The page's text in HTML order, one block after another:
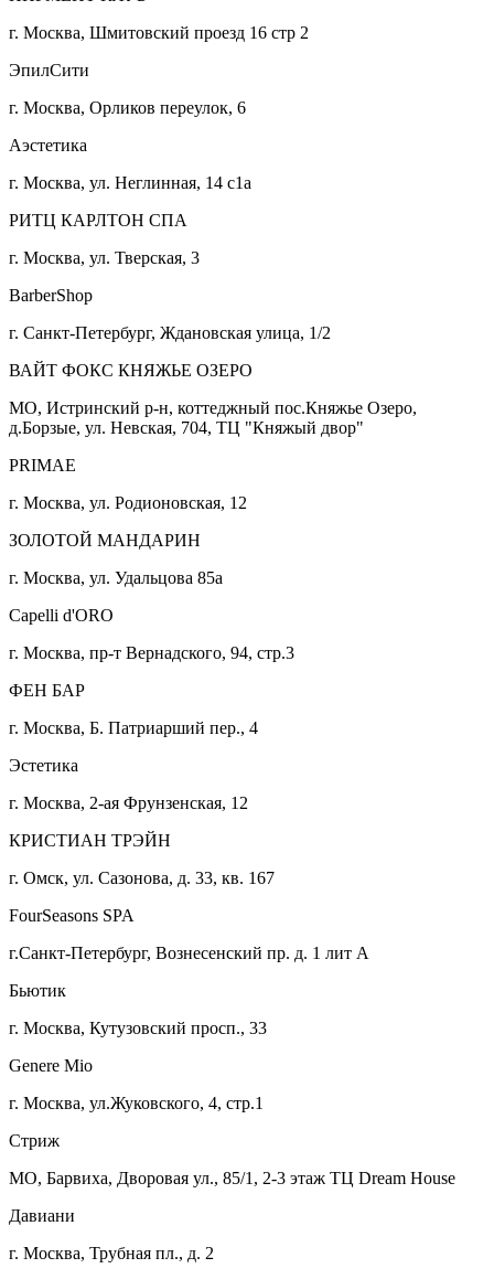
г. Москва, Шмитовский проезд 16 стр 2
ЭпилСити
г. Москва, Орликов переулок, 6
Аэстетика
г. Москва, ул. Неглинная, 14 с1а
РИТЦ КАРЛТОН СПА
г. Москва, ул. Тверская, 3
BarberShop
г. Санкт-Петербург, Ждановская улица, 1/2
ВАЙТ ФОКС КНЯЖЬЕ ОЗЕРО
МО, Истринский р-н, коттеджный пос.Княжье Озеро,
д.Борзые, ул. Невская, 704, ТЦ "Княжый двор"
PRIMAE
г. Москва, ул. Родионовская, 12
ЗОЛОТОЙ МАНДАРИН
г. Москва, ул. Удальцова 85а
Capelli d'ORO
г. Москва, пр-т Вернадского, 94, стр.3
ФЕН БАР
г. Москва, Б. Патриарший пер., 4
Эстетика
г. Москва, 2-ая Фрунзенская, 12
КРИСТИАН ТРЭЙН
г. Омск, ул. Сазонова, д. 33, кв. 167
FourSeasons SPA
г.Санкт-Петербург, Вознесенский пр. д. 1 лит А
Бьютик
г. Москва, Кутузовский просп., 33
Genere Mio
г. Москва, ул.Жуковского, 4, стр.1
Стриж
МО, Барвиха, Дворовая ул., 85/1, 2-3 этаж ТЦ Dream House
Давиани
г. Москва, Трубная пл., д. 2